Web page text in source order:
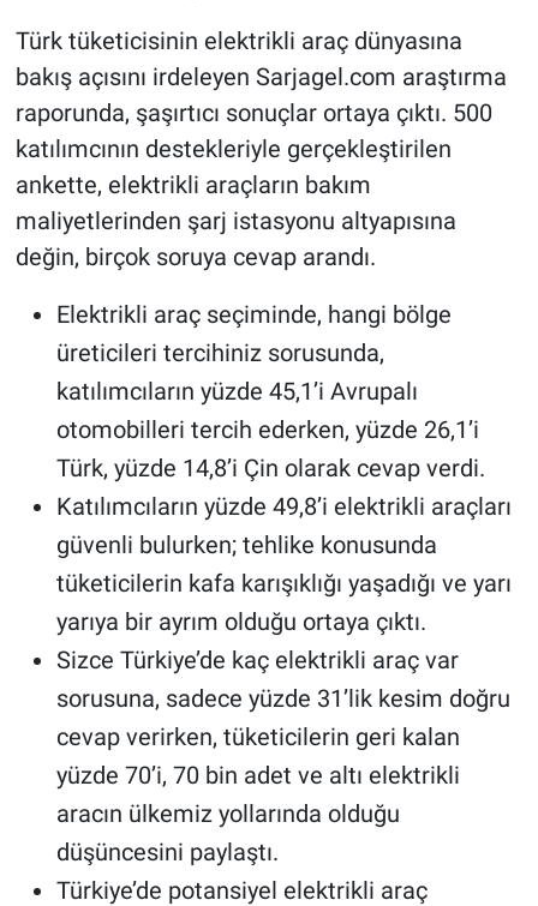
Türk tüketicisinin elektrikli araç dünyasına
bakış açısını irdeleyen Sarjagel.com araştırma
raporunda, şaşırtıcı sonuçlar ortaya çıktı. 500
katılımcının destekleriyle gerçekleştirilen
ankette, elektrikli araçların bakım
maliyetlerinden şarj istasyonu altyapısına
değin, birçok soruya cevap arandı.
Elektrikli araç seçiminde, hangi bölge
üreticileri tercihiniz sorusunda,
katılımcıların yüzde 45,1’i Avrupalı
otomobilleri tercih ederken, yüzde 26,1’i
Türk, yüzde 14,8’i Çin olarak cevap verdi.
Katılımcıların yüzde 49,8’i elektrikli araçları
güvenli bulurken; tehlike konusunda
tüketicilerin kafa karışıklığı yaşadığı ve yarı
yarıya bir ayrım olduğu ortaya çıktı.
Sizce Türkiye’de kaç elektrikli araç var
sorusuna, sadece yüzde 31’lik kesim doğru
cevap verirken, tüketicilerin geri kalan
yüzde 70’i, 70 bin adet ve altı elektrikli
aracın ülkemiz yollarında olduğu
düşüncesini paylaştı.
Türkiye’de potansiyel elektrikli araç